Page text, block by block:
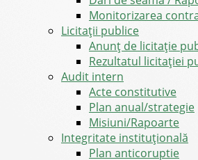
Monitorizarea
Licitații publice
Anunț de licitație
Rezultatul licitației
Audit intern
Acte constitutive
Plan anual/strategie
Misiuni/Rapoarte
Integritate instituțională
Plan anticoruptie